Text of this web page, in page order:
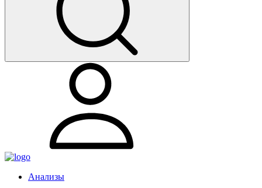
Анализы